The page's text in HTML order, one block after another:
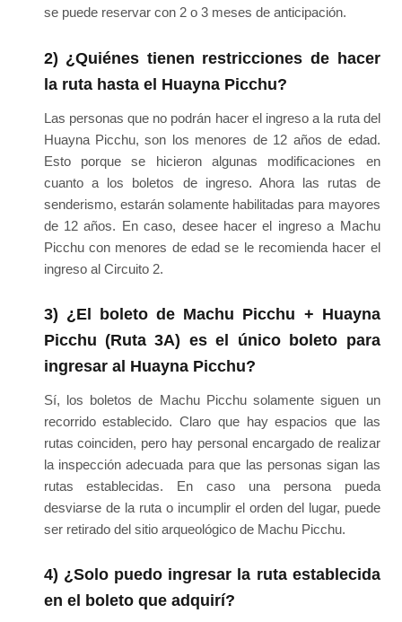
se puede reservar con 2 o 3 meses de anticipación.
2) ¿Quiénes tienen restricciones de hacer
la ruta hasta el Huayna Picchu?
Las personas que no podrán hacer el ingreso a la ruta del
Huayna Picchu, son los menores de 12 años de edad.
Esto porque se hicieron algunas modificaciones en
cuanto a los boletos de ingreso. Ahora las rutas de
senderismo, estarán solamente habilitadas para mayores
de 12 años. En caso, desee hacer el ingreso a Machu
Picchu con menores de edad se le recomienda hacer el
ingreso al Circuito 2.
3) ¿El boleto de Machu Picchu + Huayna
Picchu (Ruta 3A) es el único boleto para
ingresar al Huayna Picchu?
Sí, los boletos de Machu Picchu solamente siguen un
recorrido establecido. Claro que hay espacios que las
rutas coinciden, pero hay personal encargado de realizar
la inspección adecuada para que las personas sigan las
rutas establecidas. En caso una persona pueda
desviarse de la ruta o incumplir el orden del lugar, puede
ser retirado del sitio arqueológico de Machu Picchu.
4) ¿Solo puedo ingresar la ruta establecida
en el boleto que adquirí?